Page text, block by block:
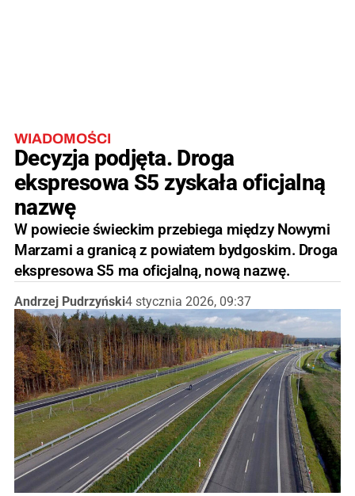
WIADOMOŚCI
Decyzja podjęta. Droga
ekspresowa S5 zyskała oficjalną
nazwę
W powiecie świeckim przebiega między Nowymi
Marzami a granicą z powiatem bydgoskim. Droga
ekspresowa S5 ma oficjalną, nową nazwę.
Andrzej Pudrzyński4 stycznia 2026, 09:37